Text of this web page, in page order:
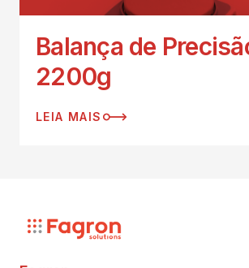
Balança de
2200g
LEIA MAIS